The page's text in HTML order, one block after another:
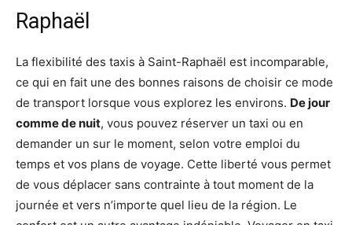
Raphaël
La flexibilité des taxis à Saint-Raphaël est incomparable,
ce qui en fait une des bonnes raisons de choisir ce mode
de transport lorsque vous explorez les environs. De jour
comme de nuit, vous pouvez réserver un taxi ou en
demander un sur le moment, selon votre emploi du
temps et vos plans de voyage. Cette liberté vous permet
de vous déplacer sans contrainte à tout moment de la
journée et vers n’importe quel lieu de la région. Le